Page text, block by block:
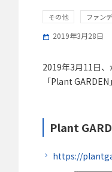
その他 ファン
2019年3月28日
2019年3月11日
「Plant
Plant
https://